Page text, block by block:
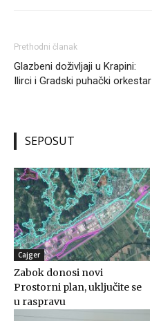
Prethodni članak
Glazbeni doživljaji u Krapini:
Ilirci i Gradski puhački orkestar
SEPOSUT
Cajger
Zabok donosi novi
Prostorni plan, uključite se
u raspravu